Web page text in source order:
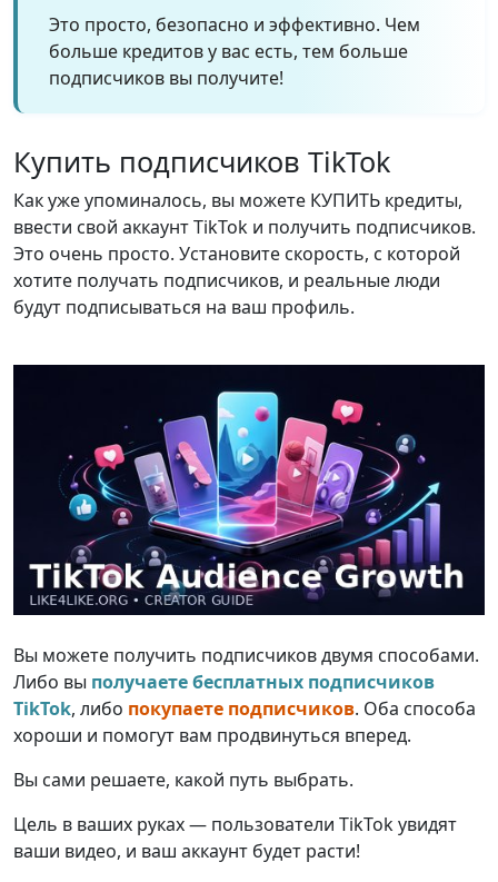
Это просто, безопасно и эффективно. Чем
больше кредитов у вас есть, тем больше
подписчиков вы получите!
Купить подписчиков TikTok
Как уже упоминалось, вы можете КУПИТЬ кредиты,
ввести свой аккаунт TikTok и получить подписчиков.
Это очень просто. Установите скорость, с которой
хотите получать подписчиков, и реальные люди
будут подписываться на ваш профиль.
Вы можете получить подписчиков двумя способами.
Либо вы получаете бесплатных подписчиков
TikTok, либо покупаете подписчиков. Оба способа
хороши и помогут вам продвинуться вперед.
Вы сами решаете, какой путь выбрать.
Цель в ваших руках — пользователи TikTok увидят
ваши видео, и ваш аккаунт будет расти!